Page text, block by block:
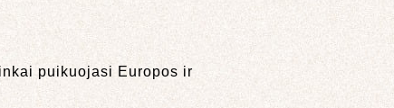
puikuojasi Europos ir